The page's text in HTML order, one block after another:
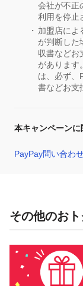
会社が不正
利用を停止
加盟店によ
が判断した
収書などお
があります
は、必ず、
書などお支
本キャンペーン
PayPay問い合わ
その他のお